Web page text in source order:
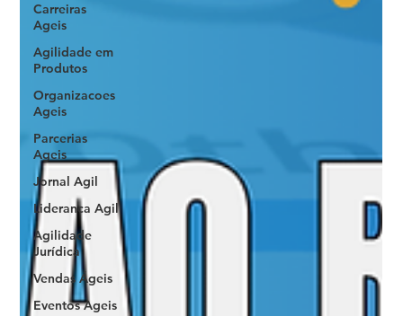
Carreiras
Ageis
Agilidade em
Produtos
Organizacoes
Ageis
Parcerias
Ageis
Jornal Agil
Lideranca Agil
Agilidade
Jurídica
Vendas Ágeis
Eventos Ageis